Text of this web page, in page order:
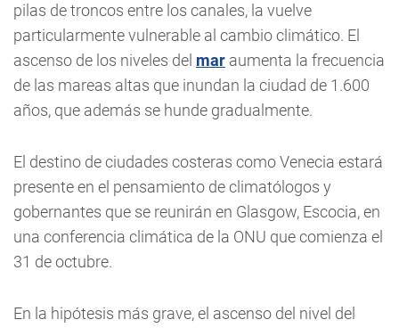
pilas de troncos entre los canales, la vuelve
particularmente vulnerable al cambio climático. El
ascenso de los niveles del mar aumenta la frecuencia
de las mareas altas que inundan la ciudad de 1.600
años, que además se hunde gradualmente.
El destino de ciudades costeras como Venecia estará
presente en el pensamiento de climatólogos y
gobernantes que se reunirán en Glasgow, Escocia, en
una conferencia climática de la ONU que comienza el
31 de octubre.
En la hipótesis más grave, el ascenso del nivel del